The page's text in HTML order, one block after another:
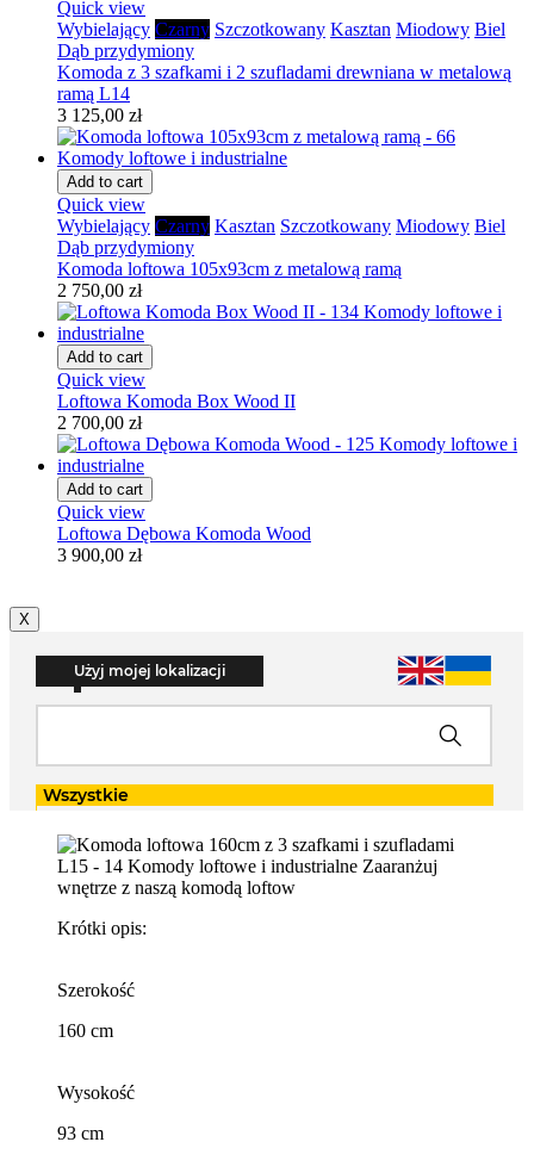
Quick view
Wybielający Czarny Szczotkowany Kasztan Miodowy Biel
Dąb przydymiony
Komoda z 3 szafkami i 2 szufladami drewniana w metalową
ramą L14
3 125,00 zł
Add to cart
Quick view
Wybielający Czarny Kasztan Szczotkowany Miodowy Biel
Dąb przydymiony
Komoda loftowa 105x93cm z metalową ramą
2 750,00 zł
Add to cart
Quick view
Loftowa Komoda Box Wood II
2 700,00 zł
Add to cart
Quick view
Loftowa Dębowa Komoda Wood
3 900,00 zł
X
Krótki opis:
Szerokość
160 cm
Wysokość
93 cm